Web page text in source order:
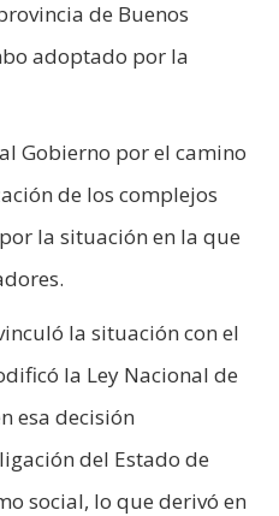
de Buenos
adoptado por la
Gobierno por el camino
de los complejos
la situación en la que
la situación con el
la Ley Nacional de
esa decisión
del Estado de
social, lo que derivó en